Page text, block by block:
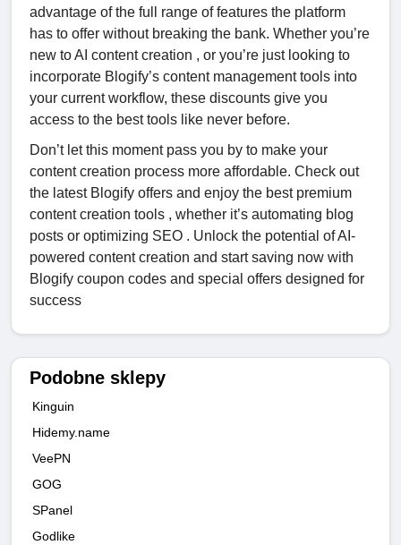
advantage of the full range of features the platform
has to offer without breaking the bank. Whether you’re
new to AI content creation , or you’re just looking to
incorporate Blogify’s content management tools into
your current workflow, these discounts give you
access to the best tools like never before.
Don’t let this moment pass you by to make your
content creation process more affordable. Check out
the latest Blogify offers and enjoy the best premium
content creation tools , whether it’s automating blog
posts or optimizing SEO . Unlock the potential of AI-
powered content creation and start saving now with
Blogify coupon codes and special offers designed for
success
Podobne sklepy
Kinguin
Hidemy.name
VeePN
GOG
SPanel
Godlike